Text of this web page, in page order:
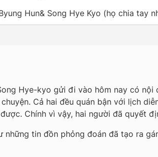
Hun& Song Hye Kyo (họ chia tay
Hye-kyo gửi đi vào hôm nay có nội
Cả hai đều quán bận với lịch
Chính vì vậy, hai người đã quyết
tin đồn phỏng đoán đã tạo ra